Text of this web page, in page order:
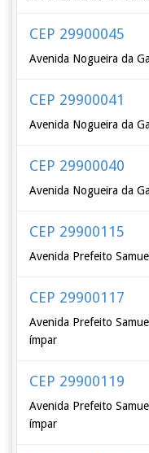
CEP 29900045
Avenida Nogueira da
CEP 29900041
Avenida Nogueira da
CEP 29900040
Avenida Nogueira da
CEP 29900115
Avenida Prefeito
CEP 29900117
Avenida Prefeito
ímpar
CEP 29900119
Avenida Prefeito
ímpar